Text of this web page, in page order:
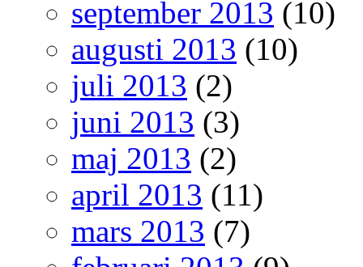
september 2013 (10)
augusti 2013 (10)
juli 2013 (2)
juni 2013 (3)
maj 2013 (2)
april 2013 (11)
mars 2013 (7)